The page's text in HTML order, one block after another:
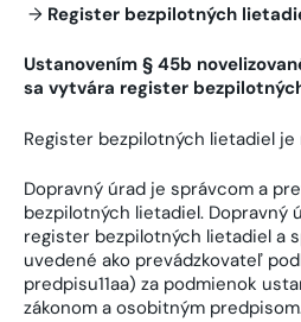
→ Register bezpilotných
Ustanovením § 45b
sa vytvára register
Register bezpilotných lietadiel je
Dopravný úrad je správcom a
bezpilotných lietadiel. Dopravný
register bezpilotných lietadiel a
uvedené ako prevádzkovateľ
predpisu11aa) za podmienok
zákonom a osobitným